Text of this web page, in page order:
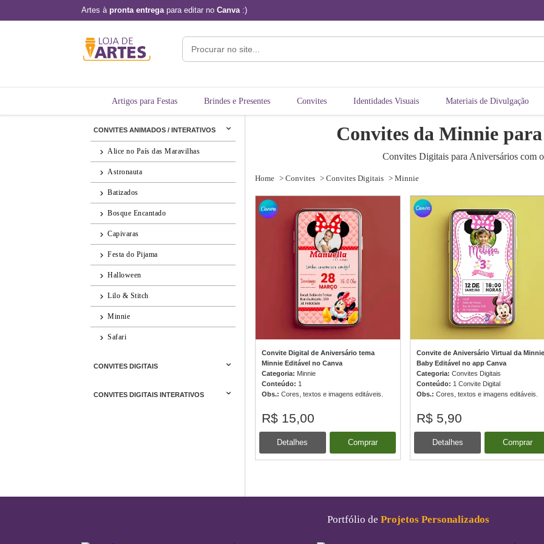
Artes à pronta entregapara editar noCanva:)
Artigos para Festas Brindes e Presentes Convites Identidades Visuais Materiais de Divulgação
CONVITES ANIMADOS / INTERATIVOS
Alice no País das Maravilhas
Astronauta
Batizados
Bosque Encantado
Capivaras
Festa do Pijama
Halloween
Lilo & Stitch
Minnie
Safari
CONVITES DIGITAIS
CONVITES DIGITAIS INTERATIVOS
Convites da Minnie
Convites Digitais para Aniversários com
Home > Convites > Convites Digitais > Minnie
Convite Digital de Aniversário tema
Minnie Editável no Canva
Categoria: Minnie
Conteúdo: 1
Obs.:Cores, textos e imagens editáveis.
R$ 15,00
Detalhes Comprar
Convite de Aniversário Virtual da
Baby Editável no app Canva
Categoria:Convites Digitais
Conteúdo: 1 Convite Digital
Obs.:Cores, textos e imagens editáveis.
R$ 5,90
Detalhes Comprar
Portfólio de Projetos Personalizados